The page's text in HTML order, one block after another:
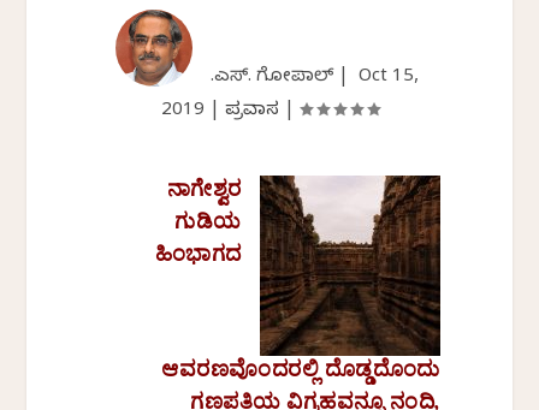
ಟಿ.ಎಸ್. ಗೋಪಾಲ್ | Oct 15,
2019
ಪ್ರವಾಸ
ನಾಗೇಶ್ವರ
ಗುಡಿಯ
ಹಿಂಭಾಗದ
ಆವರಣವೊಂದರಲ್ಲಿ ದೊಡ್ಡದೊಂದು
ಗಣಪತಿಯ ವಿಗ್ರಹವನ್ನೂ ನಂದಿ